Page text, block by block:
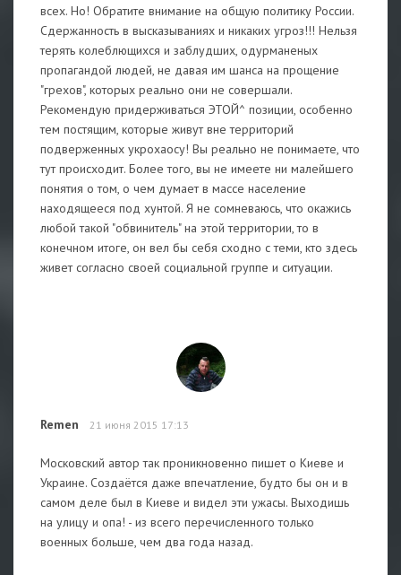
всех. Но! Обратите внимание на общую политику России.
Сдержанность в высказываниях и никаких угроз!!! Нельзя
терять колеблющихся и заблудших, одурманеных
пропагандой людей, не давая им шанса на прощение
"грехов", которых реально они не совершали.
Рекомендую придерживаться ЭТОЙ^ позиции, особенно
тем постящим, которые живут вне территорий
подверженных укрохаосу! Вы реально не понимаете, что
тут происходит. Более того, вы не имеете ни малейшего
понятия о том, о чем думает в массе население
находящееся под хунтой. Я не сомневаюсь, что окажись
любой такой "обвинитель" на этой территории, то в
конечном итоге, он вел бы себя сходно с теми, кто здесь
живет согласно своей социальной группе и ситуации.
Remen 21 июня 2015 17:13
Московский автор так проникновенно пишет о Киеве и
Украине. Создаётся даже впечатление, будто бы он и в
самом деле был в Киеве и видел эти ужасы. Выходишь
на улицу и опа! - из всего перечисленного только
военных больше, чем два года назад.